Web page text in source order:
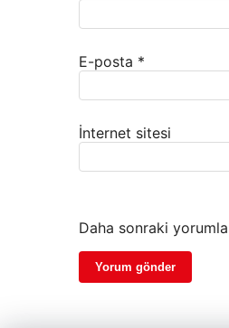
E-posta *
İnternet sitesi
Daha sonraki